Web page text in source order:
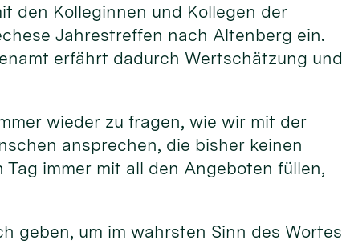
den Kolleginnen und Kollegen der
Jahrestreffen nach Altenberg ein.
erfährt dadurch Wertschätzung und
wieder zu fragen, wie wir mit der
ansprechen, die bisher keinen
immer mit all den Angeboten füllen,
geben, um im wahrsten Sinn des Wortes